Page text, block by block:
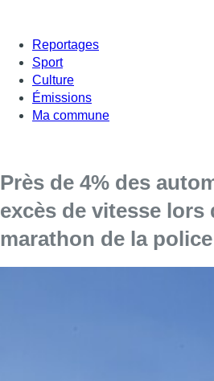
Reportages
Sport
Culture
Émissions
Ma commune
Près de 4% des
excès de vitesse lors
marathon de la police